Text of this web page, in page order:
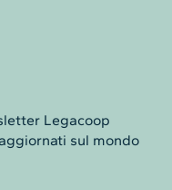
Legacoop
sul mondo